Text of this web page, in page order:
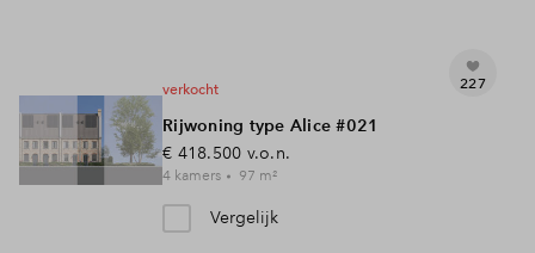
verkocht
Rijwoning type Alice #021
€ 418.500 v.o.n.
4 kamers 97 m²
Vergelijk
227